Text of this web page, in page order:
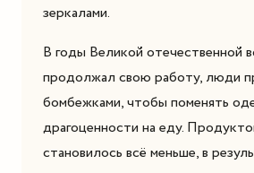
зеркалами.
В годы Великой отечественной
продолжал свою работу, люди
бомбежками, чтобы поменять
драгоценности на еду.
становилось всё меньше, в